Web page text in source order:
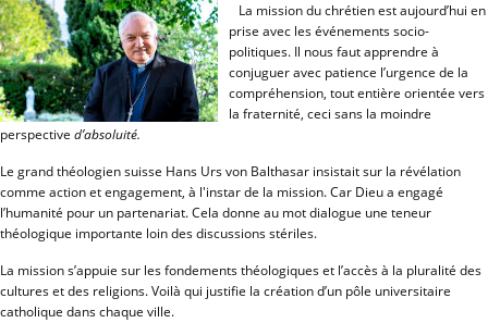
La mission du chrétien est aujourd’hui en
prise avec les événements socio-
politiques. Il nous faut apprendre à
conjuguer avec patience l’urgence de la
compréhension, tout entière orientée vers
la fraternité, ceci sans la moindre
perspective d’absoluité.
Le grand théologien suisse Hans Urs von Balthasar insistait sur la révélation
comme action et engagement, à l'instar de la mission. Car Dieu a engagé
l’humanité pour un partenariat. Cela donne au mot dialogue une teneur
théologique importante loin des discussions stériles.
La mission s’appuie sur les fondements théologiques et l’accès à la pluralité des
cultures et des religions. Voilà qui justifie la création d’un pôle universitaire
catholique dans chaque ville.